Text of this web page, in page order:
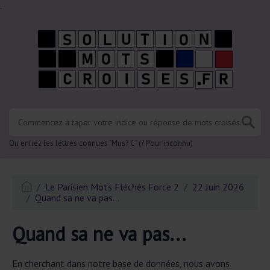
.
Ou entrez les lettres connues "Mus? C" (? Pour inconnu)
Le Parisien Mots Fléchés Force 2
22 Juin 2026
Quand sa ne va pas...
Quand sa ne va pas...
En cherchant dans notre base de données, nous avons